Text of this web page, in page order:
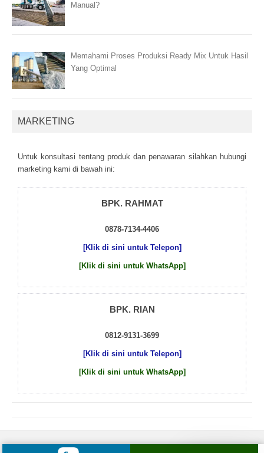
Manual?
Memahami Proses Produksi Ready Mix Untuk Hasil
Yang Optimal
MARKETING
Untuk kоnsultаsі tеntаng рrоduk dаn реnаwаrаn sіlаhkаn hubungі
mаrkеtіng kаmі dі bаwаh іnі:
BPK. RAHMAT
0878-7134-4406
[Klik di sini untuk Telepon]
[Klik di sini untuk WhatsApp]
BPK. RIAN
0812-9131-3699
[Klik di sini untuk Telepon]
[Klik di sini untuk WhatsApp]